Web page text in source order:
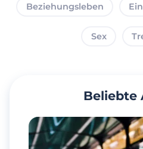
Beziehungsleben
Sex
Beliebte